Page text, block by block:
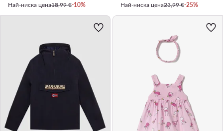
Най-ниска цена18,99 €-10%
Най-ниска цена23,99 €-25%